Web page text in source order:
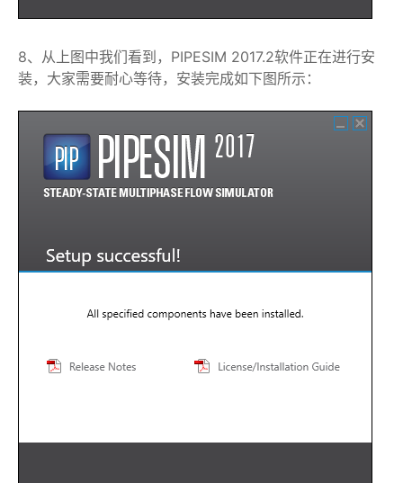
8、从上图中我们看到，PIPESIM 2017.2软件正在进行安
装，大家需要耐心等待，安装完成如下图所示：